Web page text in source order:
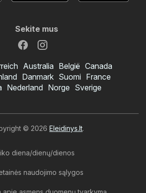
Sekite mus
Australia België Canada
Danmark Suomi France
Nederland Norge Sverige
© 2026 Eleidinys.lt.
diena/dienų/dienos
naudojimo sąlygos